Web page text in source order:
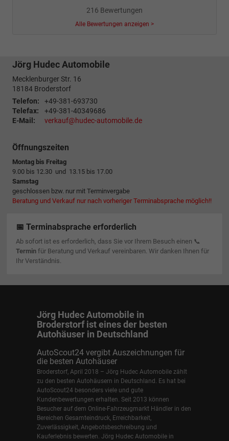
216 Bewertungen
Alle Bewertungen anzeigen >
Jörg Hudec Automobile
Mecklenburger Str. 16
18184 Broderstorf
Telefon:
+49-381-693730
Telefax:
+49-381-40349686
E-Mail:
verkauf@hudec-automobile.de
Öffnungszeiten
Montag bis Freitag
9.00 bis 12.30 und 13.15 bis 17.00
Samstag
geschlossen bzw. nur mit Terminvergabe
Beratung und Verkauf nur nach vorheriger Terminabsprache möglich!!
📅 Terminabsprache erforderlich
Ab sofort ist es erforderlich, dass Sie vor Ihrem Besuch einen 📞
Terminfür Beratung und Verkauf vereinbaren. Wir danken Ihnen für
Ihr Verständnis.
Jörg Hudec Automobile in
Broderstorf ist eines der besten
Autohäuser in Deutschland
AutoScout24 vergibt Auszeichnungen für
die besten Autohäuser
Broderstorf, April 2018 – Jörg Hudec Automobile zählt
zu den besten Autohäusern in Deutschland. Es hat bei
AutoScout24 besonders viele und gute
Kundenbewertungen erhalten. Seit 2013 können
Besucher auf dem Online-Fahrzeugmarkt Händler in den
Bereichen Gesamteindruck, Erreichbarkeit,
Zuverlässigkeit, Angebotsbeschreibung und
Kauferlebnis bewerten. Jörg Hudec Automobile in